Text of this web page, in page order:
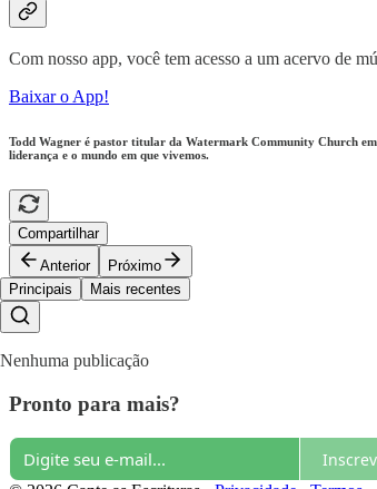
Com nosso app, você tem acesso a um acervo de
Baixar o App!
Todd Wagner é pastor titular da Watermark Community Church
liderança e o mundo em que vivemos.
Compartilhar
Anterior
Próximo
Principais
Mais recentes
Nenhuma publicação
Pronto para mais?